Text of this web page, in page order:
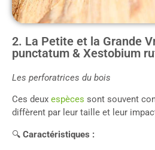
2. La Petite et la Grande
punctatum & Xestobium
Les perforatrices du bois
Ces deux espèces sont souvent
diffèrent par leur taille et leur
🔍 Caractéristiques :